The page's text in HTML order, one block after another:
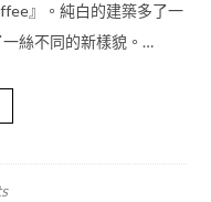
』。純白的建築多了一
絲不同的新樣貌。…